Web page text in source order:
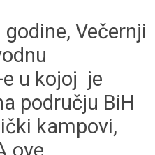
Večernji
u kojoj je
području BiH
kampovi,
ove